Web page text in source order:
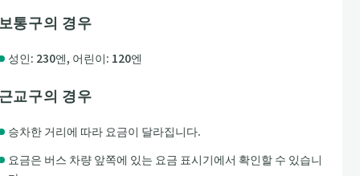
통구의 경우
성인: 230엔, 어린이: 120엔
교구의 경우
승차한 거리에 따라 요금이 달라집니다.
요금은 버스 차량 앞쪽에 있는 요금 표시기에서 확인할 수 있습니